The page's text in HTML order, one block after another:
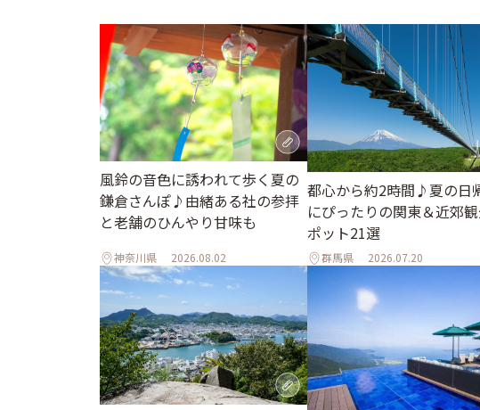
風鈴の音色に誘われて歩く夏の
鎌倉さんぽ♪由緒ある社の参拝
と老舗のひんやり甘味も
神奈川県 2026.08.02
都心から約2時間♪夏の日
にぴったりの関東＆近郊
ポット21選
群馬県 2026.07.20